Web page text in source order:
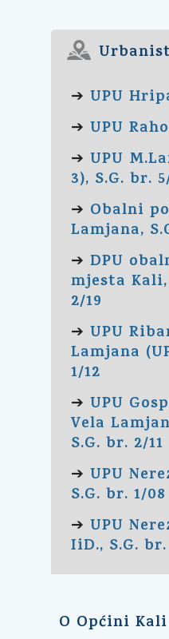
➔ UPU
➔ UPU
➔ UPU
3), S.G. br.
➔ Obalni
Lamjana,
➔ DPU
mjesta
2/19
➔ UPU
Lamjana
1/12
➔ UPU
Vela
S.G. br. 2/11
➔ UPU
S.G. br. 1/08
➔ UPU
IiD., S.G.
O Općini Kali